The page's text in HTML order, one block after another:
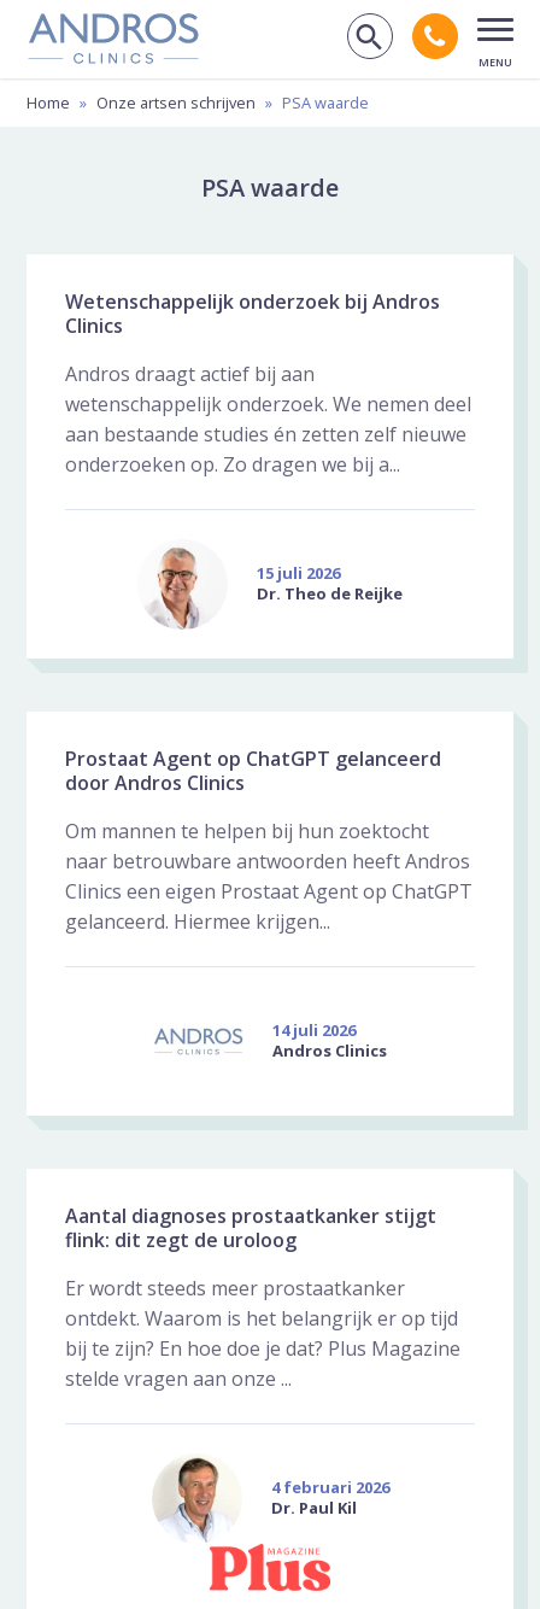
Navigatie overslaan
Zoek op
Bel
Home » Onze artsen schrijven » PSA waarde
PSA waarde
Wetenschappelijk onderzoek bij Andros
Clinics
Andros draagt actief bij aan
wetenschappelijk onderzoek. We nemen deel
aan bestaande studies én zetten zelf nieuwe
onderzoeken op. Zo dragen we bij a...
15 juli 2026
Dr. Theo de Reijke
Prostaat Agent op ChatGPT gelanceerd
door Andros Clinics
Om mannen te helpen bij hun zoektocht
naar betrouwbare antwoorden heeft Andros
Clinics een eigen Prostaat Agent op ChatGPT
gelanceerd. Hiermee krijgen...
14 juli 2026
Andros Clinics
Aantal diagnoses prostaatkanker stijgt
flink: dit zegt de uroloog
Er wordt steeds meer prostaatkanker
ontdekt. Waarom is het belangrijk er op tijd
bij te zijn? En hoe doe je dat? Plus Magazine
stelde vragen aan onze ...
4 februari 2026
Dr. Paul Kil